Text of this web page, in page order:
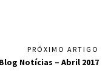
PRÓXIMO ARTIGO
Blog Notícias – Abril 2017